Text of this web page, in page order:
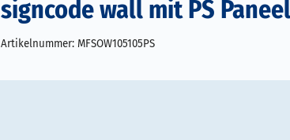
signcode wall mit PS Paneel
Artikelnummer: MFSOW105105PS